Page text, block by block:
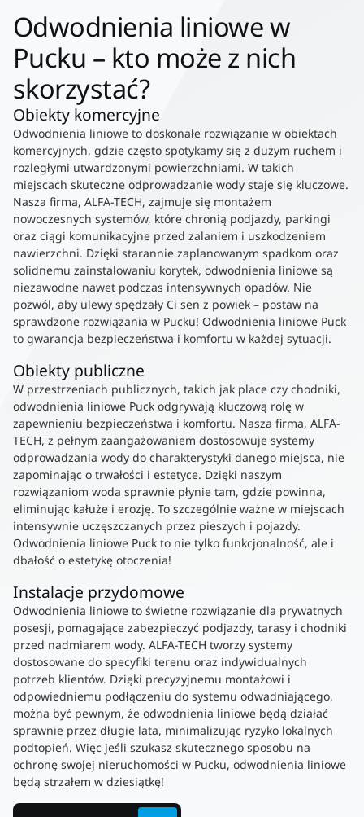
Odwodnienia liniowe w
Pucku – kto może z nich
skorzystać?
Obiekty komercyjne
Odwodnienia liniowe to doskonałe rozwiązanie w obiektach
komercyjnych, gdzie często spotykamy się z dużym ruchem i
rozległymi utwardzonymi powierzchniami. W takich
miejscach skuteczne odprowadzanie wody staje się kluczowe.
Nasza firma, ALFA-TECH, zajmuje się montażem
nowoczesnych systemów, które chronią podjazdy, parkingi
oraz ciągi komunikacyjne przed zalaniem i uszkodzeniem
nawierzchni. Dzięki starannie zaplanowanym spadkom oraz
solidnemu zainstalowaniu korytek, odwodnienia liniowe są
niezawodne nawet podczas intensywnych opadów. Nie
pozwól, aby ulewy spędzały Ci sen z powiek – postaw na
sprawdzone rozwiązania w Pucku! Odwodnienia liniowe Puck
to gwarancja bezpieczeństwa i komfortu w każdej sytuacji.
Obiekty publiczne
W przestrzeniach publicznych, takich jak place czy chodniki,
odwodnienia liniowe Puck odgrywają kluczową rolę w
zapewnieniu bezpieczeństwa i komfortu. Nasza firma, ALFA-
TECH, z pełnym zaangażowaniem dostosowuje systemy
odprowadzania wody do charakterystyki danego miejsca, nie
zapominając o trwałości i estetyce. Dzięki naszym
rozwiązaniom woda sprawnie płynie tam, gdzie powinna,
eliminując kałuże i erozję. To szczególnie ważne w miejscach
intensywnie uczęszczanych przez pieszych i pojazdy.
Odwodnienia liniowe Puck to nie tylko funkcjonalność, ale i
dbałość o estetykę otoczenia!
Instalacje przydomowe
Odwodnienia liniowe to świetne rozwiązanie dla prywatnych
posesji, pomagające zabezpieczyć podjazdy, tarasy i chodniki
przed nadmiarem wody. ALFA-TECH tworzy systemy
dostosowane do specyfiki terenu oraz indywidualnych
potrzeb klientów. Dzięki precyzyjnemu montażowi i
odpowiedniemu podłączeniu do systemu odwadniającego,
można być pewnym, że odwodnienia liniowe będą działać
sprawnie przez długie lata, minimalizując ryzyko lokalnych
podtopień. Więc jeśli szukasz skutecznego sposobu na
ochronę swojej nieruchomości w Pucku, odwodnienia liniowe
będą strzałem w dziesiątkę!